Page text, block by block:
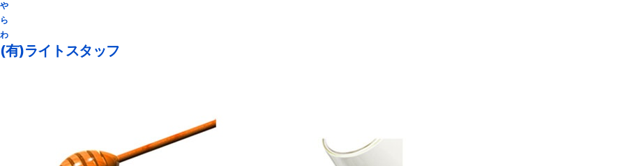
や
ら
わ
(有)ライトスタッフ